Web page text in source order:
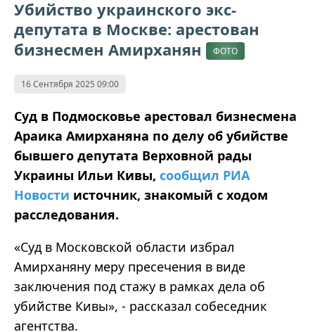
Убийство украинского экс-
депутата в Москве: арестован
бизнесмен Амирханян
ФОТО
16 Сентября 2025 09:00
Суд в Подмосковье арестовал бизнесмена
Араика Амирханяна по делу об убийстве
бывшего депутата Верховной рады
Украины Ильи Кивы, сообщил РИА
Новости источник, знакомый с ходом
расследования.
«Суд в Московской области избрал
Амирханяну меру пресечения в виде
заключения под стажу в рамках дела об
убийстве Кивы», - рассказал собеседник
агентства.